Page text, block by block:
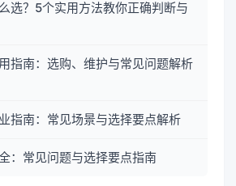
选？5个实用方法教你正确判断与
指南：选购、维护与常见问题解析
指南：常见场景与选择要点解析
：常见问题与选择要点指南